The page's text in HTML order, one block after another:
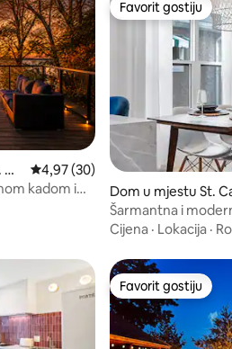
8 Prosječna ocjena: 4,97 od 5,
4,97 (30)
kadom i
Favorit gostiju
Favorit gostiju
Dom u mjestu St.
Šarmantna i
u dvorištu
Cijena · Lokacija ·
Favorit gostiju
Favorit gostiju